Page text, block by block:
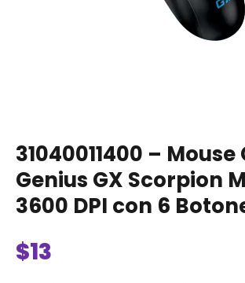
31040011400 –
Genius GX Scorpion
3600 DPI con 6
$13